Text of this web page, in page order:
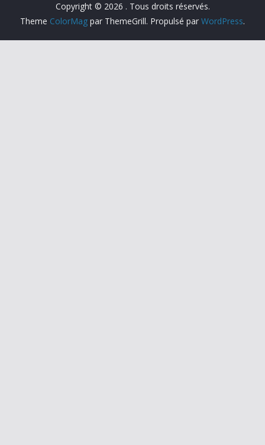
Copyright © 2026 . Tous droits réservés.
Theme ColorMag par ThemeGrill. Propulsé par WordPress.